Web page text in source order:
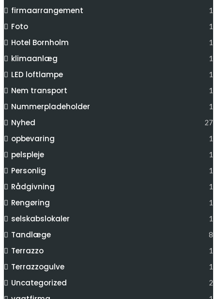
firmaarrangement 1
Foto 1
Hotel Bornholm 1
klimaanlæg 1
LED loftlampe 1
Nem transport 1
Nummerpladeholder 1
Nyhed 27
opbevaring 1
pelspleje 1
Personlig 1
Rådgivning 1
Rengøring 1
selskabslokaler 1
Tandlæge 8
Terrazzo 1
Terrazzogulve 1
Uncategorized 2